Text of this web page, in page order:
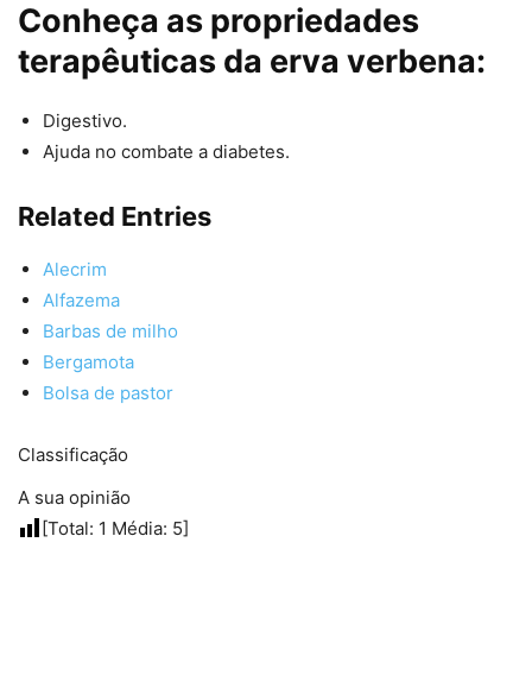
Conheça as propriedades
terapêuticas da erva verbena:
Digestivo.
Ajuda no combate a diabetes.
Related Entries
Alecrim
Alfazema
Barbas de milho
Bergamota
Bolsa de pastor
Classificação
A sua opinião
[Total: 1 Média: 5]